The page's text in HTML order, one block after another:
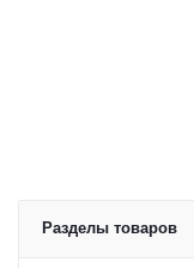
Разделы товаров